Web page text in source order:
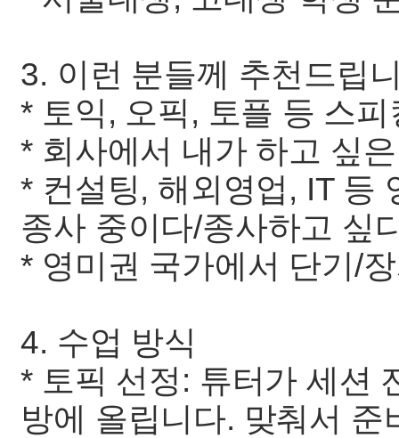
3. 이런 분들께 추천드립
* 토익, 오픽, 토플 등 스
* 회사에서 내가 하고 싶
* 컨설팅, 해외영업, IT 등
종사 중이다/종사하고 싶
* 영미권 국가에서 단기/
4. 수업 방식
* 토픽 선정: 튜터가 세션
방에 올립니다. 맞춰서